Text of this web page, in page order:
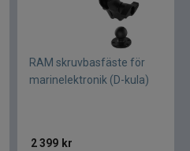
RAM skruvbasfäste för
marinelektronik (D-kula)
2 399 kr